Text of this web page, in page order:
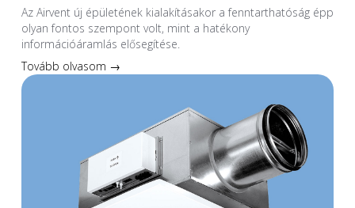
Az Airvent új épületének kialakításakor a fenntarthatóság épp
olyan fontos szempont volt, mint a hatékony
információáramlás elősegítése.
Tovább olvasom →